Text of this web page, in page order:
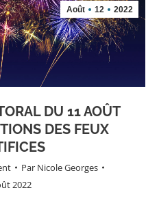
DU 11 AOÛT
DES FEUX
Par Nicole Georges
2022
Août 12 2022